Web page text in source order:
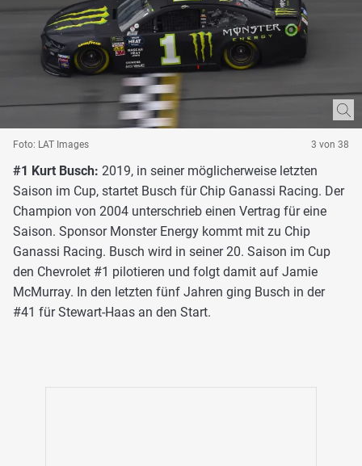
Foto: LAT Images 3 von 38
#1 Kurt Busch: 2019, in seiner möglicherweise letzten
Saison im Cup, startet Busch für Chip Ganassi Racing. Der
Champion von 2004 unterschrieb einen Vertrag für eine
Saison. Sponsor Monster Energy kommt mit zu Chip
Ganassi Racing. Busch wird in seiner 20. Saison im Cup
den Chevrolet #1 pilotieren und folgt damit auf Jamie
McMurray. In den letzten fünf Jahren ging Busch in der
#41 für Stewart-Haas an den Start.